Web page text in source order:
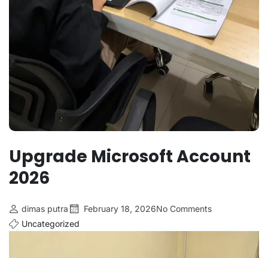
Upgrade Microsoft Account
2026
dimas putra February 18, 2026No Comments
Uncategorized